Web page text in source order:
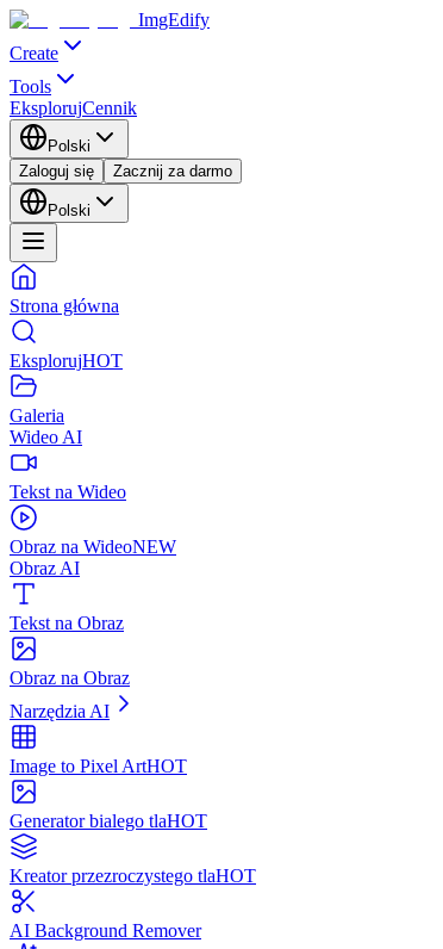
ImgEdify
Create
Tools
EksplorujCennik
Polski
Zaloguj się
Zacznij za darmo
Polski
Strona główna
EksplorujHOT
Galeria
Wideo AI
Tekst na Wideo
Obraz na WideoNEW
Obraz AI
Tekst na Obraz
Obraz na Obraz
Narzędzia AI
Image to Pixel ArtHOT
Generator bialego tlaHOT
Kreator przezroczystego tlaHOT
AI Background Remover